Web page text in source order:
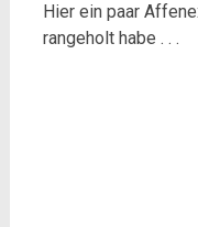
Hier ein paar
rangeholt habe . . .